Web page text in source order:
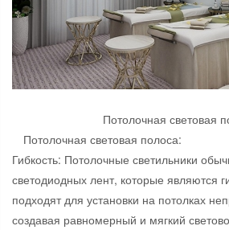
Потолочная световая
Потолочная световая полоса:
Гибкость: Потолочные светильники
светодиодных лент, которые являются
подходят для установки на потолках
создавая равномерный и мягкий